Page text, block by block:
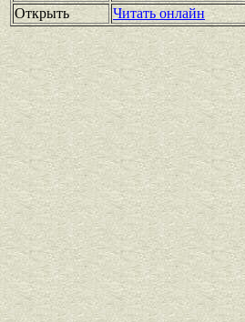
Открыть
Читать онлайн